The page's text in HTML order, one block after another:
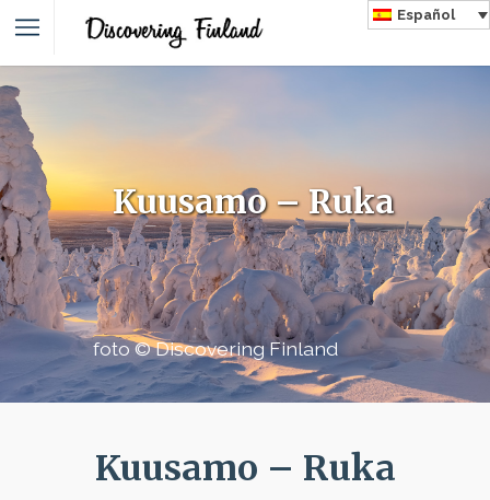
Español
Kuusamo – Ruka
foto © Discovering Finland
Kuusamo – Ruka